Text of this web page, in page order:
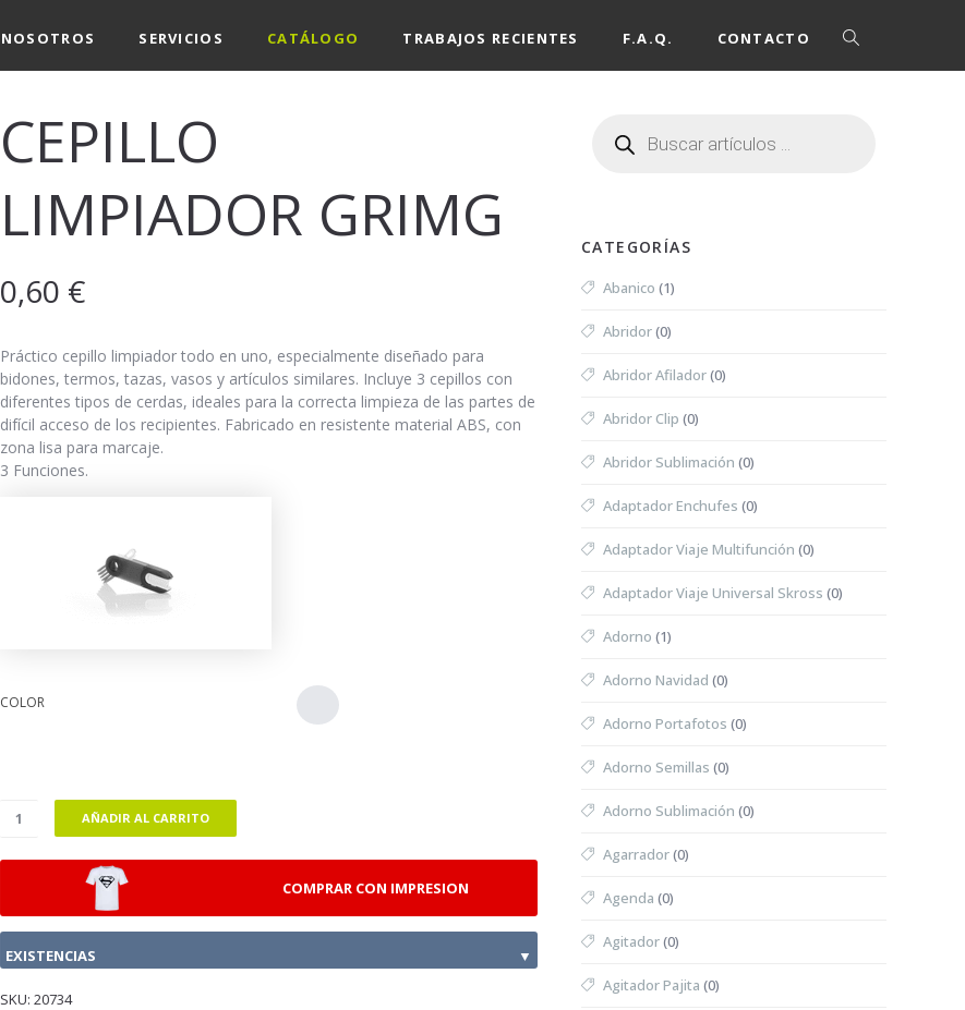
NOSOTROS SERVICIOS CATÁLOGO TRABAJOS RECIENTES F.A.Q. CONTACTO
CEPILLO
LIMPIADOR GRIMG
0,60 €
Práctico cepillo limpiador todo en uno, especialmente diseñado para
bidones, termos, tazas, vasos y artículos similares. Incluye 3 cepillos con
diferentes tipos de cerdas, ideales para la correcta limpieza de las partes de
difícil acceso de los recipientes. Fabricado en resistente material ABS, con
zona lisa para marcaje.
3 Funciones.
COLOR
AÑADIR AL CARRITO
COMPRAR CON IMPRESION
EXISTENCIAS ▼
SKU:20734
CATEGORÍAS
Abanico (1)
Abridor(0)
Abridor Afilador(0)
Abridor Clip (0)
Abridor Sublimación (0)
Adaptador Enchufes (0)
Adaptador Viaje Multifunción (0)
Adaptador Viaje Universal Skross (0)
Adorno (1)
Adorno Navidad (0)
Adorno Portafotos (0)
Adorno Semillas (0)
Adorno Sublimación (0)
Agarrador(0)
Agenda (0)
Agitador(0)
Agitador Pajita (0)